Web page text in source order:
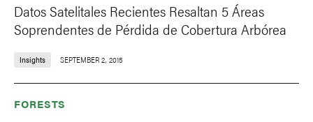
Datos Satelitales Recientes Resaltan 5 Áreas
Soprendentes de Pérdida de Cobertura Arbórea
Insights SEPTEMBER 2, 2015
FORESTS